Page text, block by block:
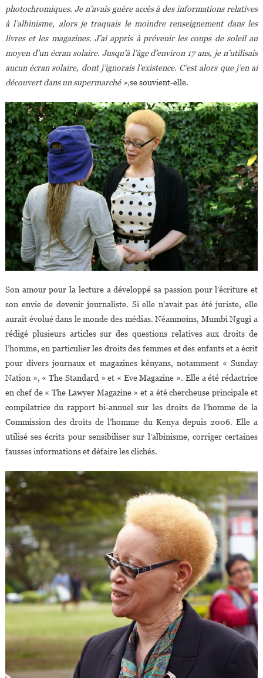
photochromiques. Je n’avais guère accès à des informations relatives
à l’albinisme, alors je traquais le moindre renseignement dans les
livres et les magazines. J’ai appris à prévenir les coups de soleil au
moyen d’un écran solaire. Jusqu’à l’âge d’environ 17 ans, je n’utilisais
aucun écran solaire, dont j’ignorais l’existence. C’est alors que j’en ai
découvert dans un supermarché »,se souvient-elle.
Son amour pour la lecture a développé sa passion pour l’écriture et
son envie de devenir journaliste. Si elle n’avait pas été juriste, elle
aurait évolué dans le monde des médias. Néanmoins, Mumbi Ngugi a
rédigé plusieurs articles sur des questions relatives aux droits de
l’homme, en particulier les droits des femmes et des enfants et a écrit
pour divers journaux et magazines kényans, notamment « Sunday
Nation », « The Standard » et « Eve Magazine ». Elle a été rédactrice
en chef de « The Lawyer Magazine » et a été chercheuse principale et
compilatrice du rapport bi-annuel sur les droits de l’homme de la
Commission des droits de l’homme du Kenya depuis 2006. Elle a
utilisé ses écrits pour sensibiliser sur l’albinisme, corriger certaines
fausses informations et défaire les clichés.